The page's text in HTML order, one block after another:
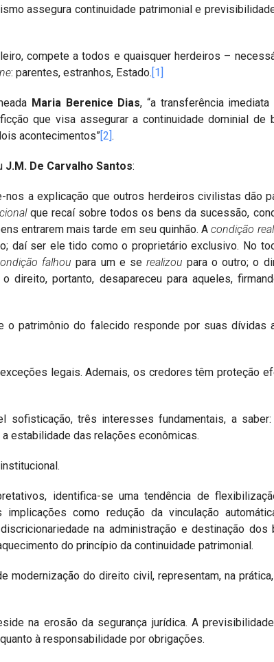
assegura continuidade patrimonial e
compete a todos e quaisquer herdeiros –
: parentes, estranhos, Estado.[1]
Maria Berenice Dias, “a transferência
que visa assegurar a continuidade dominial de
acontecimentos”[2].
J.M. De Carvalho Santos:
nos a explicação que outros herdeiros civilistas dão
que recaí sobre todos os bens da sucessão,
entrarem mais tarde em seu quinhão. Acondição
daí ser ele tido como o proprietário exclusivo. No
falhoupara um e se realizou para o outro; o
direito, portanto, desapareceu para aqueles,
o patrimônio do falecido responde por suas dívidas
legais. Ademais, os credores têm proteção
sofisticação, três interesses fundamentais, a
estabilidade das relações econômicas.
identifica-se uma tendência de
como redução da vinculação
na administração e destinação dos
do princípio da continuidade patrimonial.
modernização do direito civil, representam, na
na erosão da segurança jurídica. A
à responsabilidade por obrigações.